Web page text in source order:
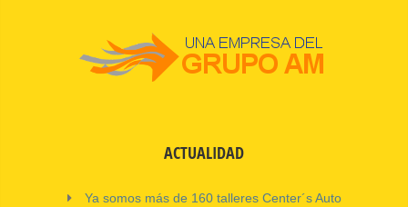
ACTUALIDAD
Ya somos más de 160 talleres Center´s Auto